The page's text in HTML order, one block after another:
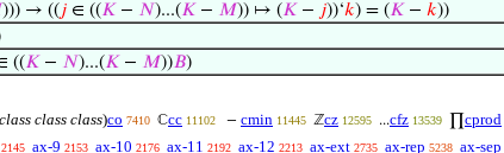
))) → ((𝑗 ∈ ((𝐾 − 𝑁)...(𝐾 − 𝑀)) ↦ (𝐾 − 𝑗))‘𝑘) = (𝐾 − 𝑘))
((𝐾 − 𝑁)...(𝐾 − 𝑀))𝐵)
class class class)co 7410 ℂcc 11102 − cmin 11445 ℤcz 12595 ...cfz 13539 ∏cprod
2145 ax-9 2153 ax-10 2176 ax-11 2192 ax-12 2213 ax-ext 2735 ax-rep 5238 ax-sep